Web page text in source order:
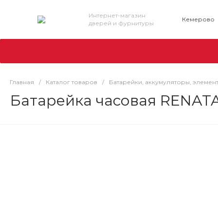
Интернет-магазин
дверей и фурнитуры
Кемерово
Главная / Каталог товаров / Батарейки, аккумуляторы,
Батарейка часовая